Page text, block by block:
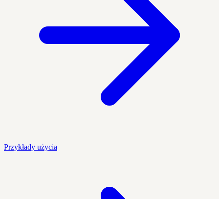
Przykłady użycia